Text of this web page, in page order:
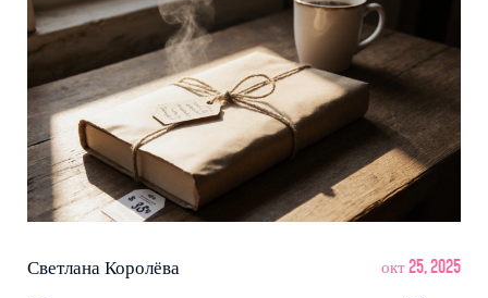
Светлана Королёва окт 25, 2025